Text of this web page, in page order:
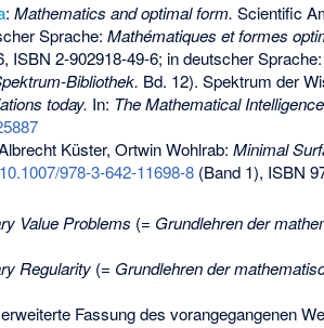
: Mathematics and optimal form. Scientific
Sprache: Mathématiques et formes
ISBN 2-902918-49-6; in deutscher Sprache:
Bibliothek. Bd. 12). Spektrum der
today. In: The Mathematical
Küster, Ortwin Wohlrab: Minimal
978-3-642-11698-8(Band 1), ISBN
Value Problems (= Grundlehren der
Regularity (= Grundlehren der
Fassung des vorangegangenen